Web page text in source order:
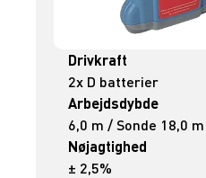
Drivkraft
2x D batterier
Arbejdsdybde
6,0 m / Sonde 18,0 m
Nøjagtighed
± 2,5%